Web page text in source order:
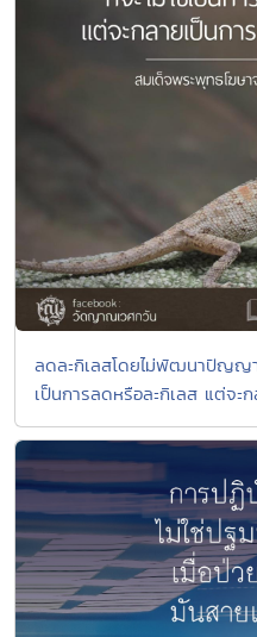
ลดละกิเลสโดยไม่พัฒนาปัญญา
เป็นการลดหรือละกิเลส แต่จะ